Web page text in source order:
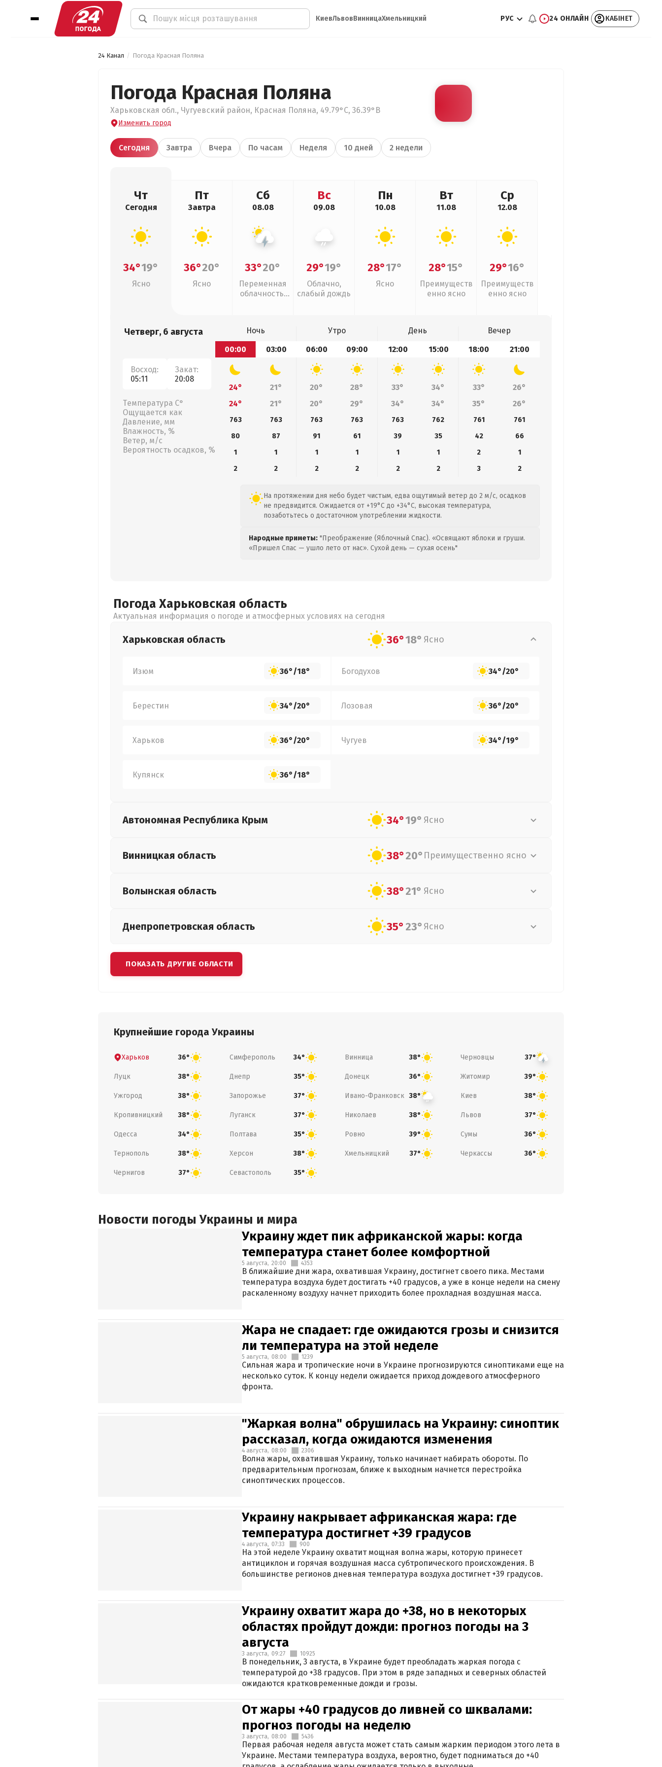
КиевЛьвовВинницаХмельницкий РУС 24 ОНЛАЙН КАБІНЕТ
24 Канал Погода Красная Поляна
Погода Красная Поляна
Харьковская обл., Чугуевский район, Красная Поляна, 49.79°С, 36.39°В
Изменить город
Сегодня Завтра Вчера По часам Неделя 10 дней 2 недели
Чт
Сегодня
34°19°
Ясно
Пт
Завтра
36°20°
Ясно
Сб
08.08
33°20°
Переменная
облачность,
Вс
09.08
29°19°
Облачно,
слабый дождь
Пн
10.08
28°17°
Ясно
Вт
11.08
28°15°
Преимуществ
енно ясно
Ср
12.08
29°16°
Преимуществ
енно ясно
Четверг, 6 августа
Восход:
05:11
Закат:
20:08
Температура С°
Ощущается как
Давление, мм
Влажность, %
Ветер, м/с
Вероятность осадков, %
Ночь Утро День
Вечер
00:00
03:00 06:00 09:00 12:00 15:00 18:00 21:00
24° 21° 20° 28° 33° 34° 33°
26°
24°
21° 20° 29° 34° 34° 35° 26°
763 763 763 763 763 762 761
761
80
87 91 61 39 35 42
66
1
1 1 1 1 1 2
1
2
2 2 2 2 2 3 2
На протяжении дня небо будет чистым, едва ощутимый ветер до 2 м/с, осадков
не предвидится. Ожидается от +19°C до +34°C, высокая температура,
позаботьтесь о достаточном употреблении жидкости.
Народные приметы: "Преображение (Яблочный Спас). «Освящают яблоки и груши.
«Пришел Спас — ушло лето от нас». Сухой день — сухая осень"
Погода Харьковская область
Актуальная информация о погоде и атмосферных условиях на сегодня
Харьковская область 36°18° Ясно
Изюм 36°/18° Богодухов 34°/20°
Берестин 34°/20° Лозовая 36°/20°
Харьков 36°/20° Чугуев 34°/19°
Купянск 36°/18°
Автономная Республика Крым 34°19° Ясно
Винницкая область 38°20° Преимущественно ясно
Волынская область 38°21° Ясно
Днепропетровская область 35°23° Ясно
ПОКАЗАТЬ ДРУГИЕ ОБЛАСТИ
Крупнейшие города Украины
Харьков 36° Симферополь 34° Винница 38° Черновцы 37°
Луцк 38° Днепр 35° Донецк 36° Житомир 39°
Ужгород 38° Запорожье 37° Ивано-Франковск 38° Киев 38°
Кропивницкий 38° Луганск 37° Николаев 38° Львов 37°
Одесса 34° Полтава 35° Ровно 39° Сумы 36°
Тернополь 38° Херсон 38° Хмельницкий 37° Черкассы 36°
Чернигов 37° Севастополь 35°
Новости погоды Украины и мира
Украину ждет пик африканской жары: когда
температура станет более комфортной
5 августа, 20:00 4353
В ближайшие дни жара, охватившая Украину, достигнет своего пика. Местами
температура воздуха будет достигать +40 градусов, а уже в конце недели на смену
раскаленному воздуху начнет приходить более прохладная воздушная масса.
Жара не спадает: где ожидаются грозы и снизится
ли температура на этой неделе
5 августа, 08:00 1239
Сильная жара и тропические ночи в Украине прогнозируются синоптиками еще на
несколько суток. К концу недели ожидается приход дождевого атмосферного
фронта.
"Жаркая волна" обрушилась на Украину: синоптик
рассказал, когда ожидаются изменения
4 августа, 08:00 2306
Волна жары, охватившая Украину, только начинает набирать обороты. По
предварительным прогнозам, ближе к выходным начнется перестройка
синоптических процессов.
Украину накрывает африканская жара: где
температура достигнет +39 градусов
4 августа, 07:33 900
На этой неделе Украину охватит мощная волна жары, которую принесет
антициклон и горячая воздушная масса субтропического происхождения. В
большинстве регионов дневная температура воздуха достигнет +39 градусов.
Украину охватит жара до +38, но в некоторых
областях пройдут дожди: прогноз погоды на 3
августа
3 августа, 09:27 10925
В понедельник, 3 августа, в Украине будет преобладать жаркая погода с
температурой до +38 градусов. При этом в ряде западных и северных областей
ожидаются кратковременные дожди и грозы.
От жары +40 градусов до ливней со шквалами:
прогноз погоды на неделю
3 августа, 08:00 5436
Первая рабочая неделя августа может стать самым жарким периодом этого лета в
Украине. Местами температура воздуха, вероятно, будет подниматься до +40